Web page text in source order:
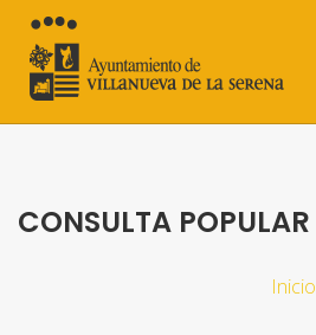
CONSULTA POPULAR
Inicio